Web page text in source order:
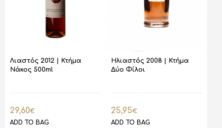
Λιαστός 2012 | Κτήμα
Νάκος 500ml
29,60€
ADD TO BAG
Ηλιαστός 2008 | Κτήμα
Δύο Φίλοι
25,95€
ADD TO BAG